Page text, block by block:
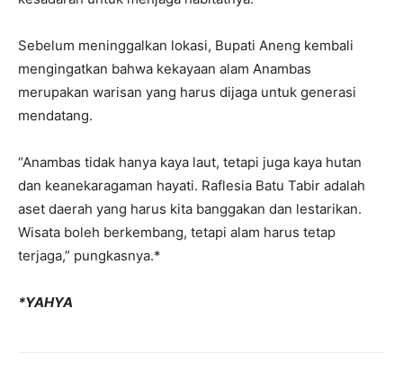
Sebelum meninggalkan lokasi, Bupati Aneng kembali
mengingatkan bahwa kekayaan alam Anambas
merupakan warisan yang harus dijaga untuk generasi
mendatang.
“Anambas tidak hanya kaya laut, tetapi juga kaya hutan
dan keanekaragaman hayati. Raflesia Batu Tabir adalah
aset daerah yang harus kita banggakan dan lestarikan.
Wisata boleh berkembang, tetapi alam harus tetap
terjaga,” pungkasnya.*
*YAHYA